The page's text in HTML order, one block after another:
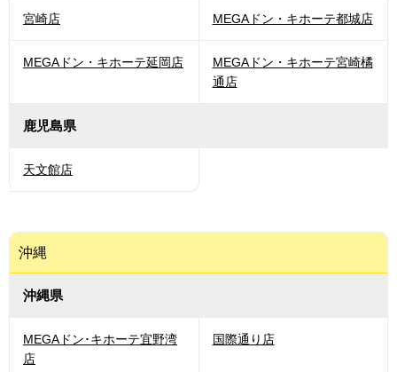
宮崎店 MEGAドン・キホーテ都城店
MEGAドン・キホーテ延岡店
MEGAドン・キホーテ宮崎橘
通店
鹿児島県
天文館店
沖縄
沖縄県
MEGAドン･キホーテ宜野湾
店
国際通り店